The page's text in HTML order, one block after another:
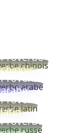
Proverbe
chinois
Proverbe
arabe
Proverbe
latin
Proverbe